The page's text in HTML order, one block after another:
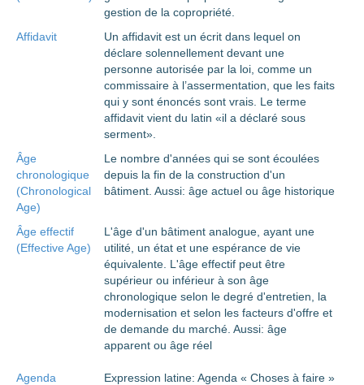
gestion de la copropriété.
Affidavit
Un affidavit est un écrit dans lequel on
déclare solennellement devant une
personne autorisée par la loi, comme un
commissaire à l’assermentation, que les faits
qui y sont énoncés sont vrais. Le terme
affidavit vient du latin «il a déclaré sous
serment».
Âge
chronologique
(Chronological
Age)
Le nombre d'années qui se sont écoulées
depuis la fin de la construction d'un
bâtiment. Aussi: âge actuel ou âge historique
Âge effectif
(Effective Age)
L'âge d'un bâtiment analogue, ayant une
utilité, un état et une espérance de vie
équivalente. L'âge effectif peut être
supérieur ou inférieur à son âge
chronologique selon le degré d'entretien, la
modernisation et selon les facteurs d'offre et
de demande du marché. Aussi: âge
apparent ou âge réel
Agenda
Expression latine: Agenda « Choses à faire »